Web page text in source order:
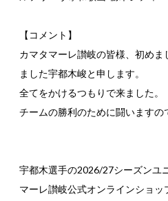
【コメント】
カマタマーレ讃岐の皆様、初め
ました宇都木峻と申します。
全てをかけるつもりで来ました。
チームの勝利のために闘いますの
宇都木選手の2026/27シーズンユ
マーレ讃岐公式オンラインショッ